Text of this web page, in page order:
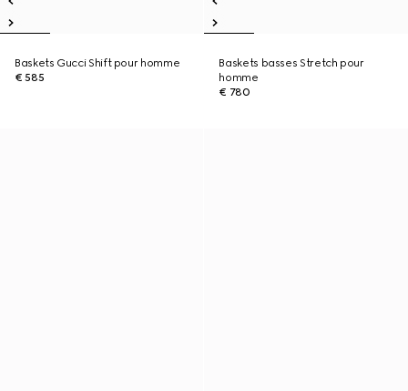
Baskets Gucci Shift pour homme
€ 585
Baskets basses Stretch pour
homme
€ 780